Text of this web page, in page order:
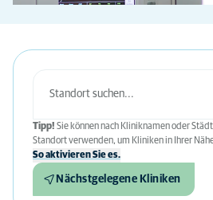
Tipp! Sie können nach Kliniknamen oder
Standort verwenden, um Kliniken in Ihrer
So aktivieren Sie es.
Nächstgelegene Kliniken